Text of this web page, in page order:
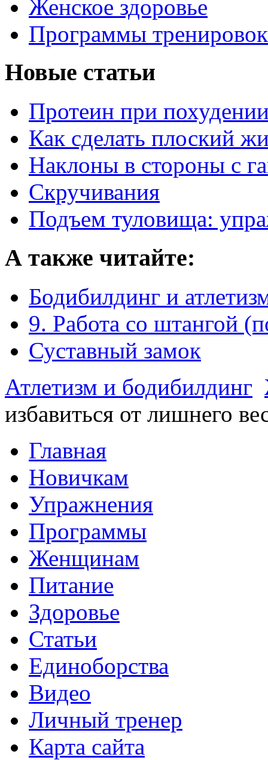
Женское здоровье
Программы тренировок
Новые статьи
Протеин при
Как сделать плоский
Наклоны в стороны с
Скручивания
Подъем туловища:
А также читайте:
Бодибилдинг и
9. Работа со штангой
Суставный замок
Атлетизм и бодибилдинг
избавиться от лишнего
Главная
Новичкам
Упражнения
Программы
Женщинам
Питание
Здоровье
Статьи
Единоборства
Видео
Личный тренер
Карта сайта